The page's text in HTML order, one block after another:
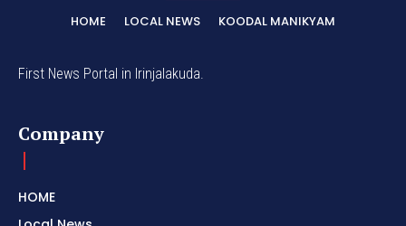
HOME LOCAL NEWS KOODAL MANIKYAM
First News Portal in Irinjalakuda.
Company
HOME